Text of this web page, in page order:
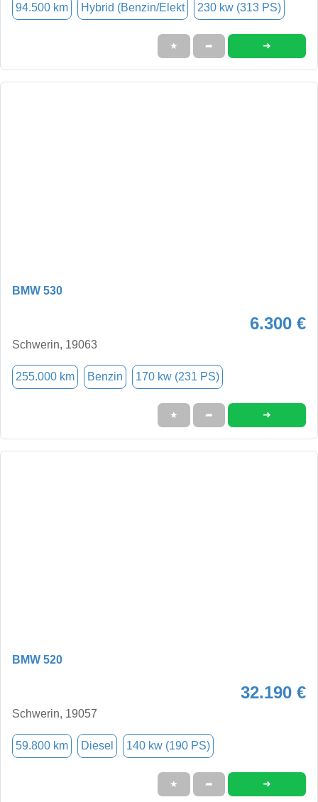
94.500 km Hybrid (Benzin/Elekt 230 kw (313 PS)
★ ➦ ➜
BMW 530
6.300 €
Schwerin, 19063
255.000 km Benzin 170 kw (231 PS)
★ ➦ ➜
BMW 520
32.190 €
Schwerin, 19057
59.800 km Diesel 140 kw (190 PS)
★ ➦ ➜